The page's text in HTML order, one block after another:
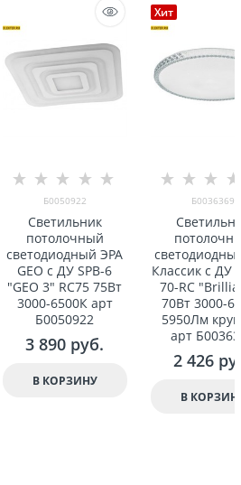
Б0050922
Светильник
потолочный
светодиодный ЭРА
GEO с ДУ SPB-6
"GEO 3" RC75 75Вт
3000-6500К арт
Б0050922
3 890 руб.
В КОРЗИНУ
Хит
Б0036369
Классик с ДУ
70-RC
70Вт 3000-
5950Лм
арт
2 426
В